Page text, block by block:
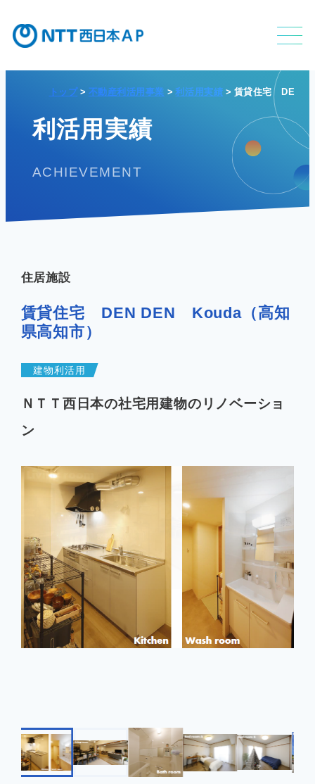
よくあるご質問
会社案内PDF
不動産利活用事業
APの特長
企業情報
利活用実績
ACHIEVEMENT
トップ 不動産利活用事業 利活用実績 賃貸住宅 DEN
住居施設
賃貸住宅 DEN DEN Kouda（高知
県高知市）
建物利活用
ＮＴＴ西日本の社宅用建物のリノベーショ
ン